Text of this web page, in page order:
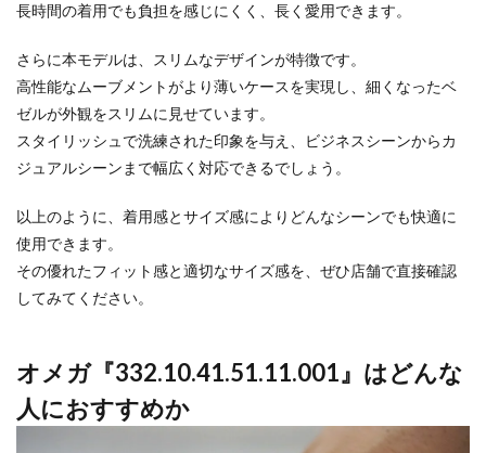
長時間の着用でも負担を感じにくく、長く愛用できます。
さらに本モデルは、スリムなデザインが特徴です。
高性能なムーブメントがより薄いケースを実現し、細くなったベ
ゼルが外観をスリムに見せています。
スタイリッシュで洗練された印象を与え、ビジネスシーンからカ
ジュアルシーンまで幅広く対応できるでしょう。
以上のように、着用感とサイズ感によりどんなシーンでも快適に
使用できます。
その優れたフィット感と適切なサイズ感を、ぜひ店舗で直接確認
してみてください。
オメガ『332.10.41.51.11.001』はどんな
人におすすめか